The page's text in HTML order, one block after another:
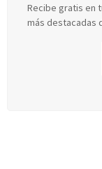
Recibe gratis en
más destacadas